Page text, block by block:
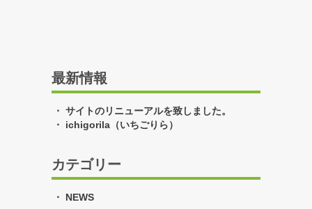
最新情報
サイトのリニューアルを致しました。
ichigorila（いちごりら）
カテゴリー
NEWS